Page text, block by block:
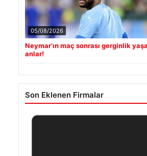
05/08/2026
Neymar’ın maç sonrası gerginlik
anlar!
Son Eklenen Firmalar